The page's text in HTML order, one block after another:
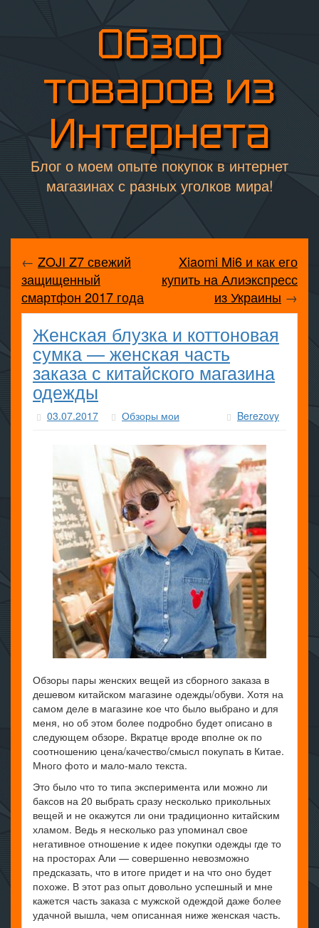
Обзор
товаров из
Интернета
Блог о моем опыте покупок в интернет
магазинах с разных уголков мира!
← ZOJI Z7 свежий
защищенный
смартфон 2017 года
Xiaomi Mi6 и как его
купить на Алиэкспресс
из Украины →
Женская блузка и коттоновая
сумка — женская часть
заказа с китайского магазина
одежды
03.07.2017 Обзоры мои Berezovy
Обзоры пары женских вещей из сборного заказа в
дешевом китайском магазине одежды/обуви. Хотя на
самом деле в магазине кое что было выбрано и для
меня, но об этом более подробно будет описано в
следующем обзоре. Вкратце вроде вполне ок по
соотношению цена/качество/смысл покупать в Китае.
Много фото и мало-мало текста.
Это было что то типа эксперимента или можно ли
баксов на 20 выбрать сразу несколько прикольных
вещей и не окажутся ли они традиционно китайским
хламом. Ведь я несколько раз упоминал свое
негативное отношение к идее покупки одежды где то
на просторах Али — совершенно невозможно
предсказать, что в итоге придет и на что оно будет
похоже. В этот раз опыт довольно успешный и мне
кажется часть заказа с мужской одеждой даже более
удачной вышла, чем описанная ниже женская часть.